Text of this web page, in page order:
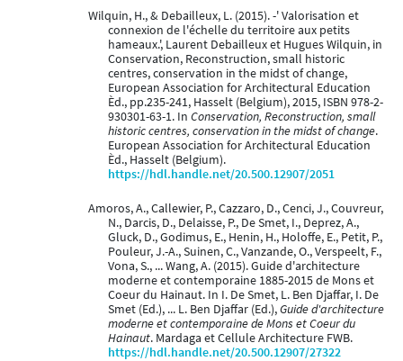
Wilquin, H., & Debailleux, L. (2015). -' Valorisation et
connexion de l'échelle du territoire aux petits
hameaux.', Laurent Debailleux et Hugues Wilquin, in
Conservation, Reconstruction, small historic
centres, conservation in the midst of change,
European Association for Architectural Education
Èd., pp.235-241, Hasselt (Belgium), 2015, ISBN 978-2-
930301-63-1. In Conservation, Reconstruction, small
historic centres, conservation in the midst of change.
European Association for Architectural Education
Èd., Hasselt (Belgium).
https://hdl.handle.net/20.500.12907/2051
Amoros, A., Callewier, P., Cazzaro, D., Cenci, J., Couvreur,
N., Darcis, D., Delaisse, P., De Smet, I., Deprez, A.,
Gluck, D., Godimus, E., Henin, H., Holoffe, E., Petit, P.,
Pouleur, J.-A., Suinen, C., Vanzande, O., Verspeelt, F.,
Vona, S., ... Wang, A. (2015). Guide d'architecture
moderne et contemporaine 1885-2015 de Mons et
Coeur du Hainaut. In I. De Smet, L. Ben Djaffar, I. De
Smet (Ed.), ... L. Ben Djaffar (Ed.),Guide d'architecture
moderne et contemporaine de Mons et Coeur du
Hainaut. Mardaga et Cellule Architecture FWB.
https://hdl.handle.net/20.500.12907/27322